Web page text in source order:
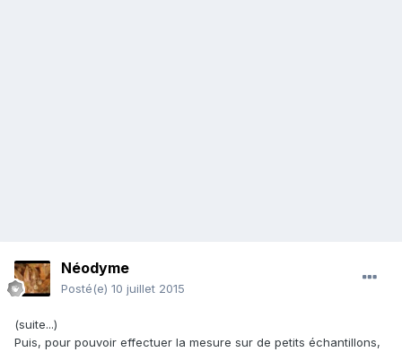
Néodyme
Posté(e) 10 juillet 2015
(suite...)
Puis, pour pouvoir effectuer la mesure sur de petits échantillons,